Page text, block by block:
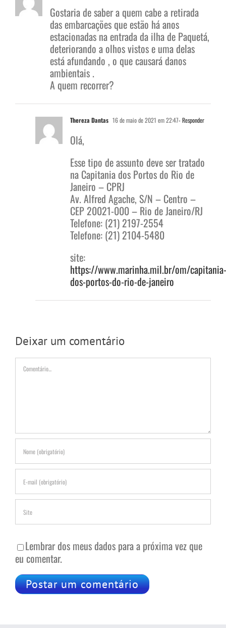
Gostaria de saber a quem cabe a retirada
das embarcações que estão há anos
estacionadas na entrada da ilha de Paquetá,
deteriorando a olhos vistos e uma delas
está afundando , o que causará danos
ambientais .
A quem recorrer?
Thereza Dantas 16 de maio de 2021 em 22:47- Responder
Olá,
Esse tipo de assunto deve ser tratado
na Capitania dos Portos do Rio de
Janeiro – CPRJ
Av. Alfred Agache, S/N – Centro –
CEP 20021-000 – Rio de Janeiro/RJ
Telefone: (21) 2197-2554
Telefone: (21) 2104-5480
site:
https://www.marinha.mil.br/om/capitania-
dos-portos-do-rio-de-janeiro
Deixar um comentário
Comentário
Lembrar dos meus dados para a próxima vez que
eu comentar.